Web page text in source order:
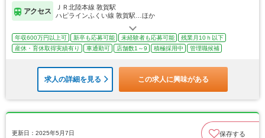
アクセス
ＪＲ北陸本線 敦賀駅
ハピラインふくい線 敦賀駅…ほか
年収600万円以上可 新卒も応募可能 未経験者も応募可能
残業月10ｈ以下
産休・育休取得実績有り
車通勤可 店舗数1～9 積極採用中 管理職候補
求人の詳細を見る この求人に興味がある
更新日：2025年5月7日 保存する